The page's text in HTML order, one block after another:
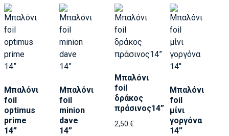
Μπαλόνι
foil
optimus
prime
14”
Μπαλόνι
foil
minion
dave
14”
Μπαλόνι
foil
δράκος
πράσινος14”
2,50 €
Μπαλόνι
foil
μίνι
γοργόνα
14”